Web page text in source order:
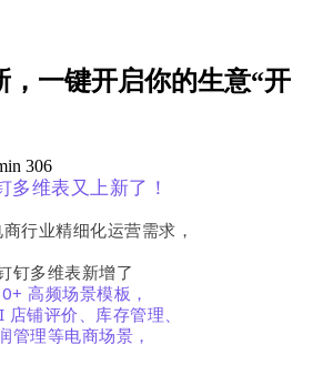
，一键开启你的生意“开
306
多维表又上新了！
行业精细化运营需求，
钉多维表新增了
高频场景模板，
店铺评价、库存管理、
管理等电商场景，